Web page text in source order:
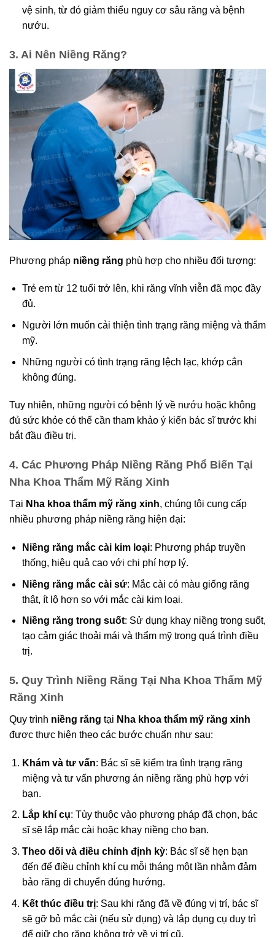
vệ sinh, từ đó giảm thiểu nguy cơ sâu răng và bệnh
nướu.
3. Ai Nên Niềng Răng?
Phương pháp niềng răng phù hợp cho nhiều đối tượng:
Trẻ em từ 12 tuổi trở lên, khi răng vĩnh viễn đã mọc đầy
đủ.
Người lớn muốn cải thiện tình trạng răng miệng và thẩm
mỹ.
Những người có tình trạng răng lệch lạc, khớp cắn
không đúng.
Tuy nhiên, những người có bệnh lý về nướu hoặc không
đủ sức khỏe có thể cần tham khảo ý kiến bác sĩ trước khi
bắt đầu điều trị.
4. Các Phương Pháp Niềng Răng Phổ Biến Tại
Nha Khoa Thẩm Mỹ Răng Xinh
Tại Nha khoa thẩm mỹ răng xinh, chúng tôi cung cấp
nhiều phương pháp niềng răng hiện đại:
Niềng răng mắc cài kim loại: Phương pháp truyền
thống, hiệu quả cao với chi phí hợp lý.
Niềng răng mắc cài sứ: Mắc cài có màu giống răng
thật, ít lộ hơn so với mắc cài kim loại.
Niềng răng trong suốt: Sử dụng khay niềng trong suốt,
tạo cảm giác thoải mái và thẩm mỹ trong quá trình điều
trị.
5. Quy Trình Niềng Răng Tại Nha Khoa Thẩm Mỹ
Răng Xinh
Quy trình niềng răng tại Nha khoa thẩm mỹ răng xinh
được thực hiện theo các bước chuẩn như sau:
Khám và tư vấn: Bác sĩ sẽ kiểm tra tình trạng răng
miệng và tư vấn phương án niềng răng phù hợp với
bạn.
Lắp khí cụ: Tùy thuộc vào phương pháp đã chọn, bác
sĩ sẽ lắp mắc cài hoặc khay niềng cho bạn.
Theo dõi và điều chỉnh định kỳ: Bác sĩ sẽ hẹn bạn
đến để điều chỉnh khí cụ mỗi tháng một lần nhằm đảm
bảo răng di chuyển đúng hướng.
Kết thúc điều trị: Sau khi răng đã về đúng vị trí, bác sĩ
sẽ gỡ bỏ mắc cài (nếu sử dụng) và lắp dụng cụ duy trì
để giữ cho răng không trở về vị trí cũ.